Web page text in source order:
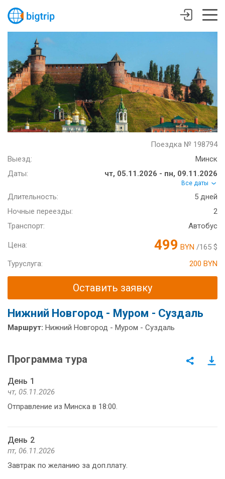
Поездка № 198794
Выезд:
Минск
Даты:
чт, 05.11.2026 - пн, 09.11.2026
Все даты
Длительность:
5 дней
Ночные переезды:
2
Транспорт:
Автобус
Цена: 499 BYN /165 $
Туруслуга:
200 BYN
Оставить заявку
Нижний Новгород - Муром - Суздаль
Маршрут: Нижний Новгород - Муром - Суздаль
Программа тура
День 1
чт, 05.11.2026
Отправление из Минска в 18:00.
День 2
пт, 06.11.2026
Завтрак по желанию за доп.плату.